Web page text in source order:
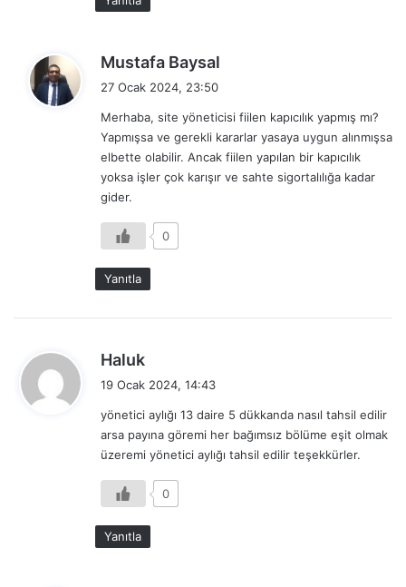
Mustafa Baysal
i
k
i
27 Ocak 2024, 23:50
Merhaba, site yöneticisi fiilen kapıcılık yapmış mı?
Yapmışsa ve gerekli kararlar yasaya uygun alınmışsa
elbette olabilir. Ancak fiilen yapılan bir kapıcılık
yoksa işler çok karışır ve sahte sigortalılığa kadar
gider.
0
Yanıtla
Haluk
k
:
19 Ocak 2024, 14:43
yönetici aylığı 13 daire 5 dükkanda nasıl tahsil edilir
arsa payına göremi her bağımsız bölüme eşit olmak
üzeremi yönetici aylığı tahsil edilir teşekkürler.
0
Yanıtla